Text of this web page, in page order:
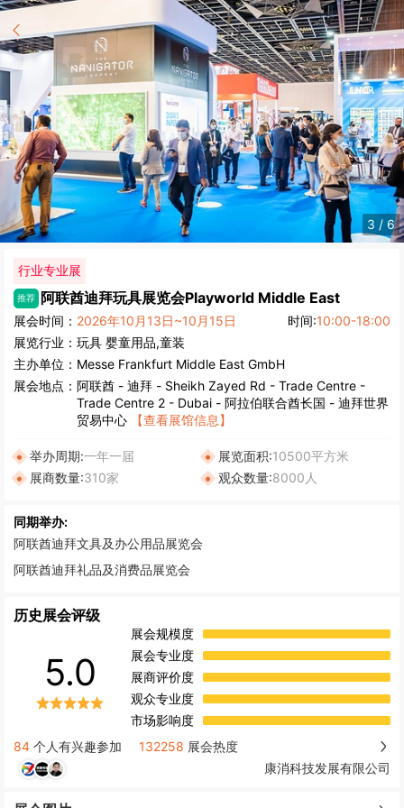
4 / 6
行业专业展
推荐 阿联酋迪拜玩具展览会Playworld Middle East
展会时间： 2026年10月13日~10月15日 时间:10:00-18:00
展览行业： 玩具 婴童用品,童装
主办单位： Messe Frankfurt Middle East GmbH
展会地点： 阿联酋 - 迪拜 - Sheikh Zayed Rd - Trade Centre -
Trade Centre 2 - Dubai - 阿拉伯联合酋长国 - 迪拜世界
贸易中心
【查看展馆信息】
举办周期:一年一届 展览面积:10500平方米
展商数量:310家 观众数量:8000人
同期举办:
阿联酋迪拜文具及办公用品展览会
阿联酋迪拜礼品及消费品展览会
历史展会评级
5.0
展会规模度
展会专业度
展商评价度
观众专业度
市场影响度
84 个人有兴趣参加 132258 展会热度
康消科技发展有限公司